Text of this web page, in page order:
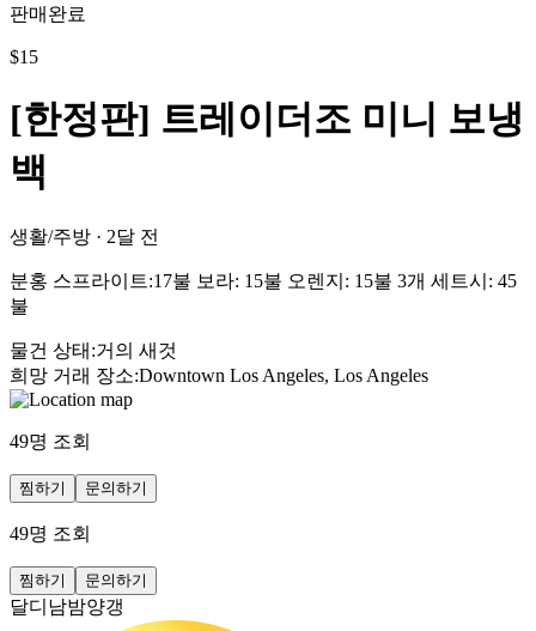
판매완료
$15
[한정판] 트레이더조 미니 보냉
백
생활/주방 · 2달 전
분홍 스프라이트:17불 보라: 15불 오렌지: 15불 3개 세트시: 45
불
물건 상태 :거의 새것
희망 거래 장소:Downtown Los Angeles, Los Angeles
49명 조회
찜하기 문의하기
49명 조회
찜하기 문의하기
달디남밤양갱